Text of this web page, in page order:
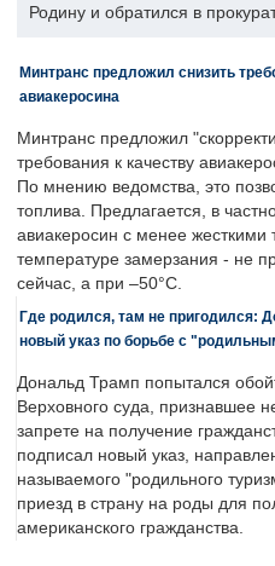
Родину и обратился в
Минтранс предложил снизить
авиакеросина
Минтранс предложил
требования к качеству
По мнению ведомства, это
топлива. Предлагается, в
авиакеросин с менее жесткими
температуре замерзания - не
сейчас, а при –50°C.
Где родился, там не пригодился:
новый указ по борьбе с
Дональд Трамп попытался
Верховного суда, признавшее
запрете на получение
подписал новый указ,
называемого "родильного
приезд в страну на роды для
американского гражданства.